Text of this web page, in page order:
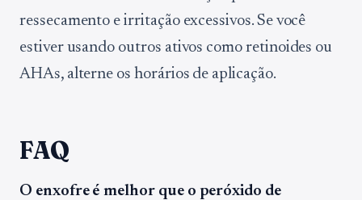
ressecamento e irritação excessivos. Se você
estiver usando outros ativos como retinoides ou
AHAs, alterne os horários de aplicação.
FAQ
O enxofre é melhor que o peróxido de